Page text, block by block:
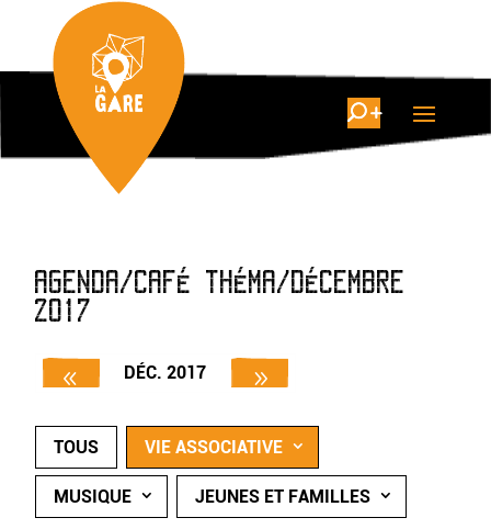
AGENDA/CAFÉ THÉMA/DÉCEMBRE
2017
DÉC. 2017
TOUS VIE ASSOCIATIVE
MUSIQUE JEUNES ET FAMILLES